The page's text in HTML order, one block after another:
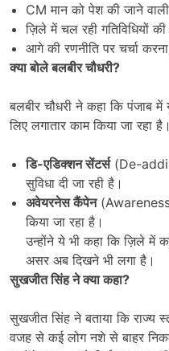
CM मान को पेश की जाने
ज़िले में चल रही गतिविधियों
आगे की रणनीति पर चर्चा
क्या बोले बलबीर चौधरी?
बलबीर चौधरी ने कहा कि पंजाब
लिए लगातार काम किया जा रहा है।
डि-एडिक्शन सेंटर्स(De-
सुविधा दी जा रही है।
अवेयरनेस कैंपेन
किया जा रहा है।
उन्होंने ये भी कहा कि ज़िले में
असर अब दिखने भी लगा है।
सुखजीत सिंह ने क्या कहा?
सुखजीत सिंह ने बताया कि राज्य
वजह से कई लोग नशे से बाहर